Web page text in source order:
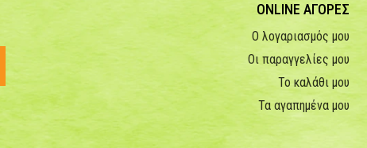
ONLINE ΑΓΟΡΕΣ
Ο λογαριασμός μου
Οι παραγγελίες μου
Το καλάθι μου
Τα αγαπημένα μου